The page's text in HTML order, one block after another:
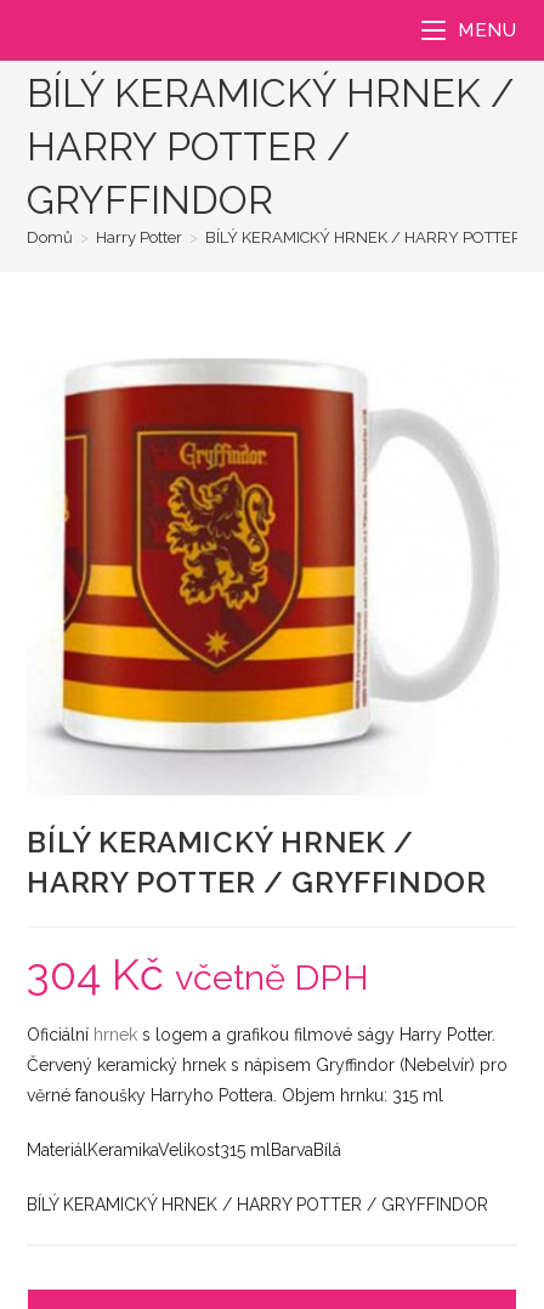
obsahu
MENU
BÍLÝ KERAMICKÝ HRNEK /
HARRY POTTER /
GRYFFINDOR
Domů > Harry Potter > BÍLÝ KERAMICKÝ HRNEK / HARRY POTTER /
BÍLÝ KERAMICKÝ HRNEK /
HARRY POTTER / GRYFFINDOR
304 Kč včetně DPH
Oficiální hrnek s logem a grafikou filmové ságy Harry Potter.
Červený keramický hrnek s nápisem Gryffindor (Nebelvír) pro
věrné fanoušky Harryho Pottera. Objem hrnku: 315 ml
MateriálKeramikaVelikost315 mlBarvaBílá
BÍLÝ KERAMICKÝ HRNEK / HARRY POTTER / GRYFFINDOR